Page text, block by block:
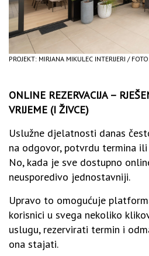
PROJEKT: MIRJANA MIKULEC INTERIJERI /
ONLINE REZERVACIJA –
VRIJEME (I ŽIVCE)
Uslužne djelatnosti danas
na odgovor, potvrdu termina
No, kada je sve dostupno
neusporedivo jednostavniji.
Upravo to omogućuje
korisnici u svega nekoliko
uslugu, rezervirati termin i
ona stajati.